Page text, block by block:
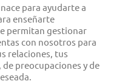
para ayudarte a
enseñarte
permitan gestionar
con nosotros para
relaciones, tus
preocupaciones y de